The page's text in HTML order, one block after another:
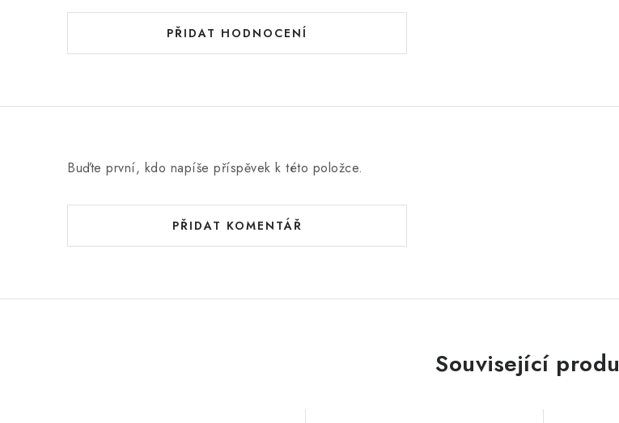
PŘIDAT HODNOCENÍ
Buďte první, kdo napíše příspěvek k této položce.
PŘIDAT KOMENTÁŘ
Související